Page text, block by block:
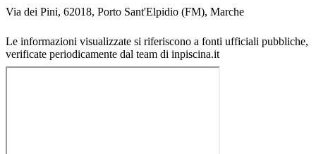
Via dei Pini, 62018, Porto Sant'Elpidio (FM), Marche
Le informazioni visualizzate si riferiscono a fonti ufficiali pubbliche,
verificate periodicamente dal team di inpiscina.it